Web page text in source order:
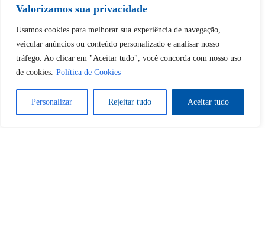
Valorizamos sua privacidade
Usamos cookies para melhorar sua experiência de navegação,
veicular anúncios ou conteúdo personalizado e analisar nosso
tráfego. Ao clicar em "Aceitar tudo", você concorda com nosso uso
de cookies. Política de Cookies
Personalizar Rejeitar tudo Aceitar tudo
Continuar comGoogle